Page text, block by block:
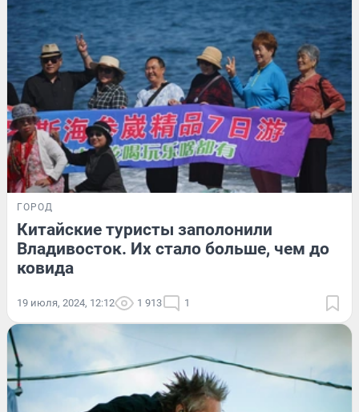
ГОРОД
Китайские туристы заполонили
Владивосток. Их стало больше, чем до
ковида
19 июля, 2024, 12:12 1 913 1